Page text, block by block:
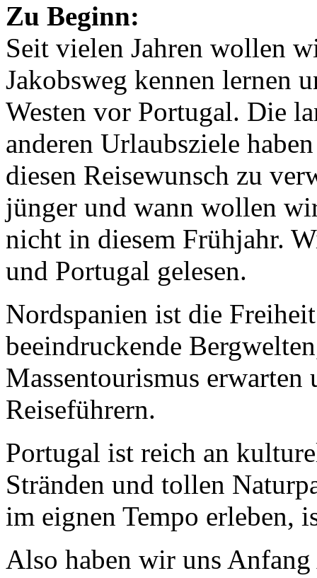
Zu Beginn:
Seit vielen Jahren wollen
Jakobsweg kennen lernen
Westen vor Portugal. Die
anderen Urlaubsziele
diesen Reisewunsch zu
jünger und wann wollen
nicht in diesem Frühjahr.
und Portugal gelesen.
Nordspanien ist die
beeindruckende
Massentourismus erwarten
Reiseführern.
Portugal ist reich an
Stränden und tollen
im eignen Tempo erleben,
Also haben wir uns